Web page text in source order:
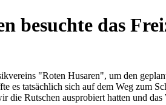
besuchte das
"Roten Husaren", um den
es tatsächlich sich auf dem Weg
die Rutschen ausprobiert hatten und